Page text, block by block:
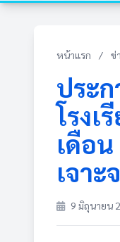
หน้าแรก / ข่
ประ
โรง
เดือ
เจาะ
9 มิถุนายน